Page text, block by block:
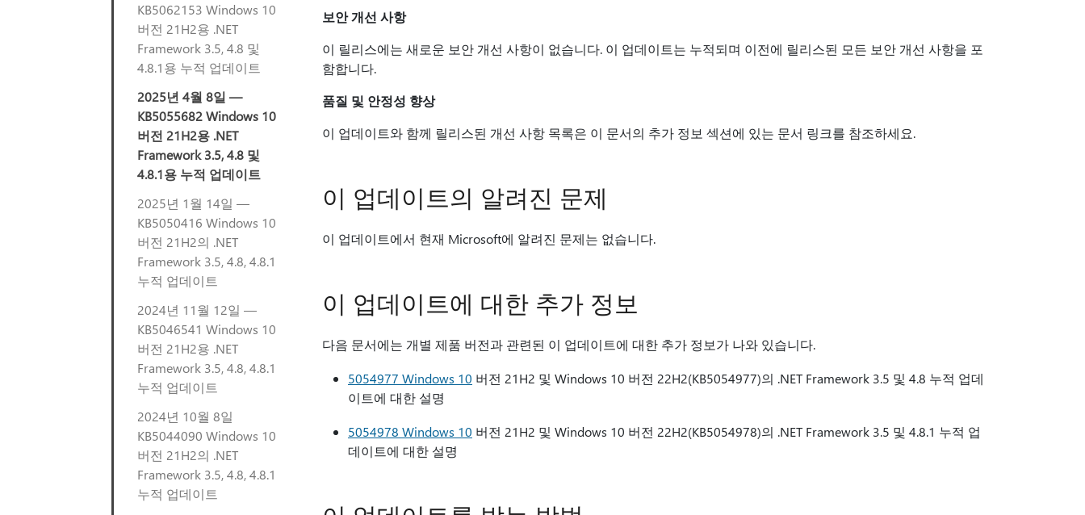
KB5062153 Windows 10
버전 21H2용 .NET
Framework 3.5, 4.8 및
4.8.1용 누적 업데이트
2025년 4월 8일 —
KB5055682 Windows 10
버전 21H2용 .NET
Framework 3.5, 4.8 및
4.8.1용 누적 업데이트
2025년 1월 14일 —
KB5050416 Windows 10
버전 21H2의 .NET
Framework 3.5, 4.8, 4.8.1
누적 업데이트
2024년 11월 12일 —
KB5046541 Windows 10
버전 21H2용 .NET
Framework 3.5, 4.8, 4.8.1
누적 업데이트
2024년 10월 8일
KB5044090 Windows 10
버전 21H2의 .NET
Framework 3.5, 4.8, 4.8.1
누적 업데이트
보안 개선 사항
이 릴리스에는 새로운 보안 개선 사항이 없습니다. 이 업데이트는 누적되며 이전에 릴리스된 모든 보안 개선 사항을 포
함합니다.
품질 및 안정성 향상
이 업데이트와 함께 릴리스된 개선 사항 목록은 이 문서의 추가 정보 섹션에 있는 문서 링크를 참조하세요.
이 업데이트의 알려진 문제
이 업데이트에서 현재 Microsoft에 알려진 문제는 없습니다.
이 업데이트에 대한 추가 정보
다음 문서에는 개별 제품 버전과 관련된 이 업데이트에 대한 추가 정보가 나와 있습니다.
5054977 Windows 10 버전 21H2 및 Windows 10 버전 22H2(KB5054977)의 .NET Framework 3.5 및 4.8 누적 업데
이트에 대한 설명
5054978 Windows 10 버전 21H2 및 Windows 10 버전 22H2(KB5054978)의 .NET Framework 3.5 및 4.8.1 누적 업
데이트에 대한 설명